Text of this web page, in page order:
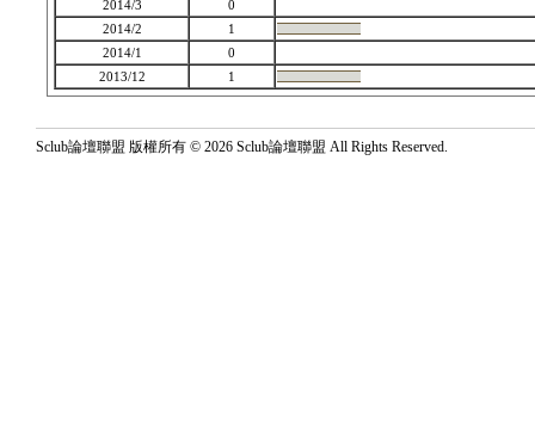
2014/3
0
2014/2
1
2014/1
0
2013/12
1
Sclub論壇聯盟 版權所有 © 2026 Sclub論壇聯盟 All Rights Reserved.